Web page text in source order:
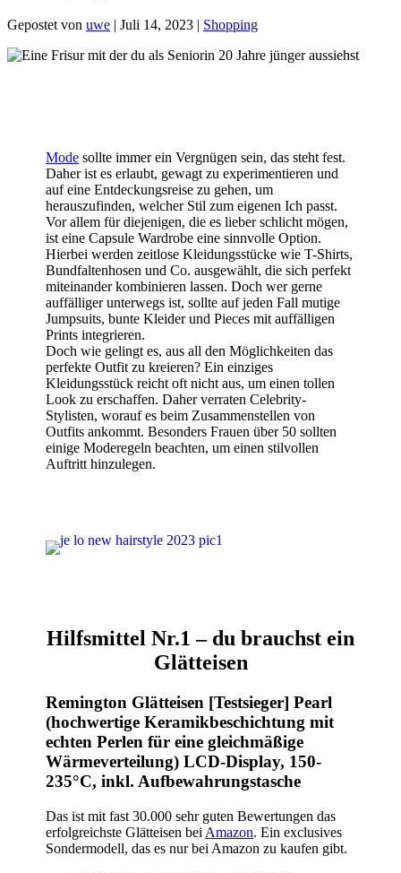
Gepostet von uwe | Juli 14, 2023 | Shopping
Mode sollte immer ein Vergnügen sein, das steht fest.
Daher ist es erlaubt, gewagt zu experimentieren und
auf eine Entdeckungsreise zu gehen, um
herauszufinden, welcher Stil zum eigenen Ich passt.
Vor allem für diejenigen, die es lieber schlicht mögen,
ist eine Capsule Wardrobe eine sinnvolle Option.
Hierbei werden zeitlose Kleidungsstücke wie T-Shirts,
Bundfaltenhosen und Co. ausgewählt, die sich perfekt
miteinander kombinieren lassen. Doch wer gerne
auffälliger unterwegs ist, sollte auf jeden Fall mutige
Jumpsuits, bunte Kleider und Pieces mit auffälligen
Prints integrieren.
Doch wie gelingt es, aus all den Möglichkeiten das
perfekte Outfit zu kreieren? Ein einziges
Kleidungsstück reicht oft nicht aus, um einen tollen
Look zu erschaffen. Daher verraten Celebrity-
Stylisten, worauf es beim Zusammenstellen von
Outfits ankommt. Besonders Frauen über 50 sollten
einige Moderegeln beachten, um einen stilvollen
Auftritt hinzulegen.
Hilfsmittel Nr.1 – du brauchst ein
Glätteisen
Remington Glätteisen [Testsieger] Pearl
(hochwertige Keramikbeschichtung mit
echten Perlen für eine gleichmäßige
Wärmeverteilung) LCD-Display, 150-
235°C, inkl. Aufbewahrungstasche
Das ist mit fast 30.000 sehr guten Bewertungen das
erfolgreichste Glätteisen bei Amazon. Ein exclusives
Sondermodell, das es nur bei Amazon zu kaufen gibt.